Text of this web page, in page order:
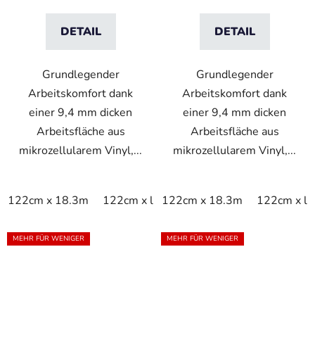
DETAIL
Grundlegender
Arbeitskomfort dank
einer 9,4 mm dicken
Arbeitsfläche aus
mikrozellularem Vinyl,...
122cm x 18.3m 122cm x linm 60cm x 18.3m 60cm x
DETAIL
Grundlegender
Arbeitskomfort dank
einer 9,4 mm dicken
Arbeitsfläche aus
mikrozellularem Vinyl,...
122cm x 18.3m 122cm x
MEHR FÜR WENIGER MEHR FÜR WENIGER